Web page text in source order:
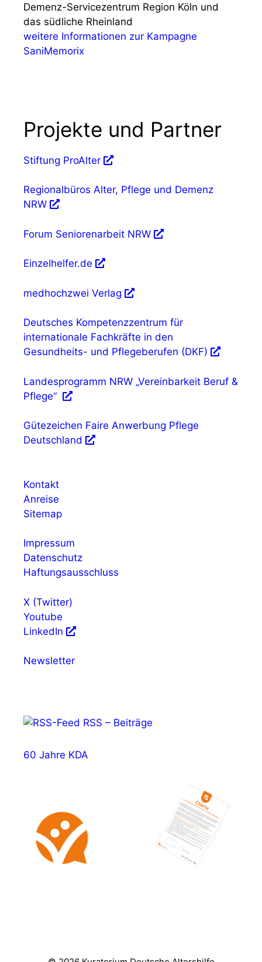
Demenz-Servicezentrum Region Köln und
das südliche Rheinland
weitere Informationen zur Kampagne
SaniMemorix
Projekte und Partner
Stiftung ProAlter
Regionalbüros Alter, Pflege und Demenz
NRW
Forum Seniorenarbeit NRW
Einzelhelfer.de
medhochzwei Verlag
Deutsches Kompetenzzentrum für
internationale Fachkräfte in den
Gesundheits- und Pflegeberufen (DKF)
Landesprogramm NRW „Vereinbarkeit Beruf &
Pflege“
Gütezeichen Faire Anwerbung Pflege
Deutschland
Kontakt
Anreise
Sitemap
Impressum
Datenschutz
Haftungsausschluss
X (Twitter)
Youtube
LinkedIn
Newsletter
RSS – Beiträge
60 Jahre KDA